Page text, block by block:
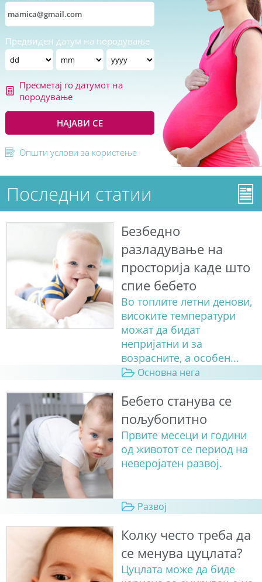
Предвиден датум на породување
Пресметај го датумот на
породување
НАЈАВИ СЕ
Општи услови за користење
Последни статии
Безбедно
разладување на
просторија каде што
спие бебето
Во топлите летни денови,
високите температури
можат да бидат
непријатни и за
возрасните, а особен...
Основна нега
Бебето станува сe
пољубопитно
Првите месеци и години
од животот се период на
неверојатен развој.
Развој
Колку често треба да
се менува цуцлата?
Цуцлата може да биде